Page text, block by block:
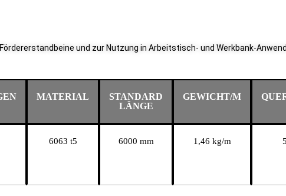
und zur Nutzung in Arbeitstisch- und Werkbank-
MATERIAL
STANDARD
LÄNGE
GEWICHT/M
6063 t5 6000 mm 1,46 kg/m